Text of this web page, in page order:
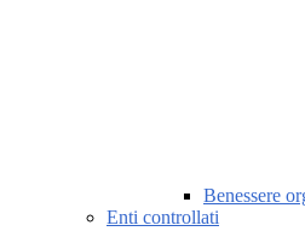
Benessere
Enti controllati